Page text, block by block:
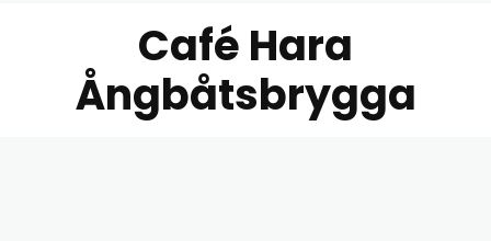
Marias
matblogg
Café Hara
Ångbåtsbrygga